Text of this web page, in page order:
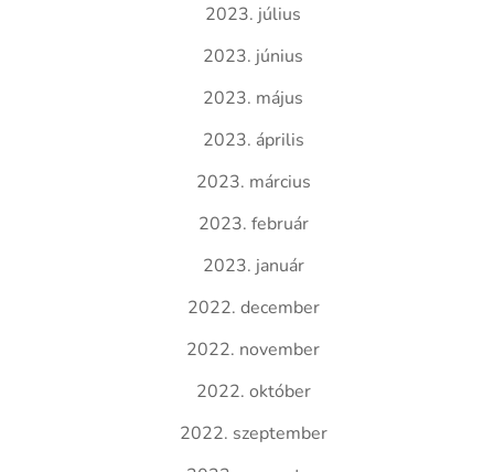
2023. július
2023. június
2023. május
2023. április
2023. március
2023. február
2023. január
2022. december
2022. november
2022. október
2022. szeptember